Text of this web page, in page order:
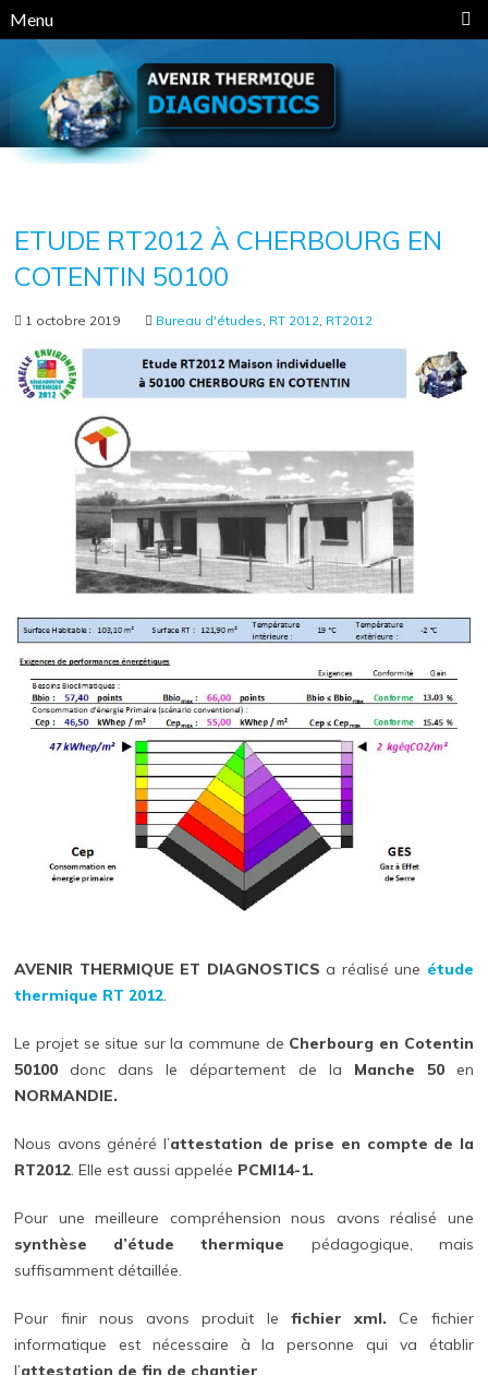
Menu
ETUDE RT2012 À CHERBOURG EN
COTENTIN 50100
1 octobre 2019 Bureau d'études RT 2012 RT2012
AVENIR THERMIQUE ET DIAGNOSTICS a réalisé une étude
thermique RT 2012.
Le projet se situe sur la commune de Cherbourg en Cotentin
50100donc dans le département de la Manche 50 en
NORMANDIE.
Nous avons généré l’attestation de prise en compte de la
RT2012. Elle est aussi appelée PCMI14-1.
Pour une meilleure compréhension nous avons réalisé une
synthèse d’étude thermique pédagogique, mais
suffisamment détaillée.
Pour finir nous avons produit le fichier xml. Ce fichier
informatique est nécessaire à la personne qui va établir
l’attestation de fin de chantier.
Panneau de gestion des cookies